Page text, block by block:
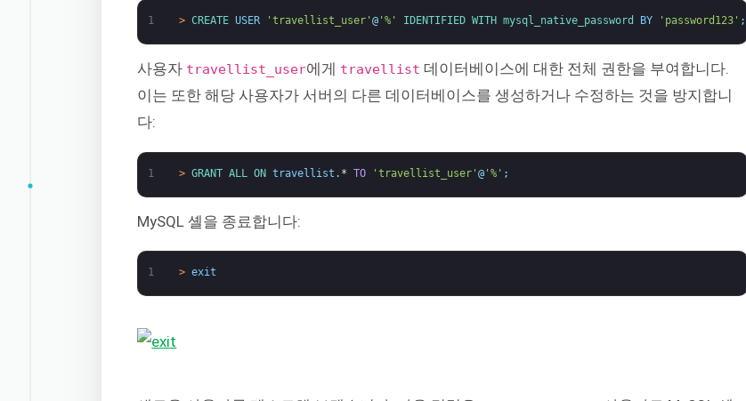
1 > CREATE USER 'travellist_user' @'%' IDENTIFIED WITH mysql_native_password BY 'password123' ;
사용자 travellist_user에게 travellist 데이터베이스에 대한 전체 권한을 부여합니다.
이는 또한 해당 사용자가 서버의 다른 데이터베이스를 생성하거나 수정하는 것을 방지합니
다:
1 > GRANT ALL ON travellist . * TO 'travellist_user' @'%' ;
MySQL 셸을 종료합니다:
1 > exit